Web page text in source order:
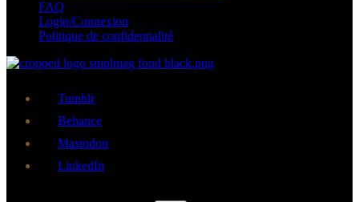
FAQ
Login/Connexion
Politique de confidentialité
Tumblr
Behance
Mastodon
LinkedIn